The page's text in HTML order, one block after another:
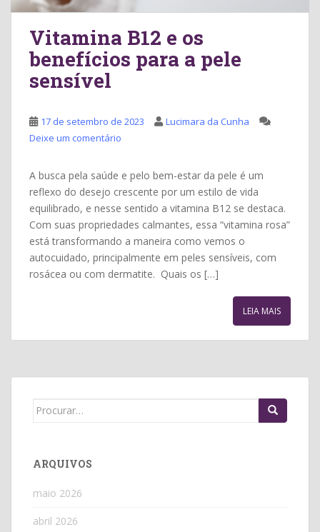
Vitamina B12 e os
benefícios para a pele
sensível
17 de setembro de 2023
Lucimara da Cunha
Deixe um comentário
A busca pela saúde e pelo bem-estar da pele é um
reflexo do desejo crescente por um estilo de vida
equilibrado, e nesse sentido a vitamina B12 se destaca.
Com suas propriedades calmantes, essa “vitamina rosa”
está transformando a maneira como vemos o
autocuidado, principalmente em peles sensíveis, com
rosácea ou com dermatite. Quais os […]
LEIA MAIS
Search
ARQUIVOS
maio 2026
abril 2026